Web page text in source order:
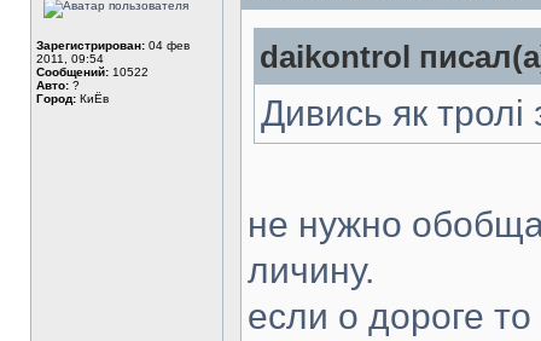
Зарегистрирован: 04 фев
2011, 09:54
Сообщений: 10522
Авто: ?
Город: КиЁв
daikontrol
Дивись як
не нужно
личину.
если о дороге